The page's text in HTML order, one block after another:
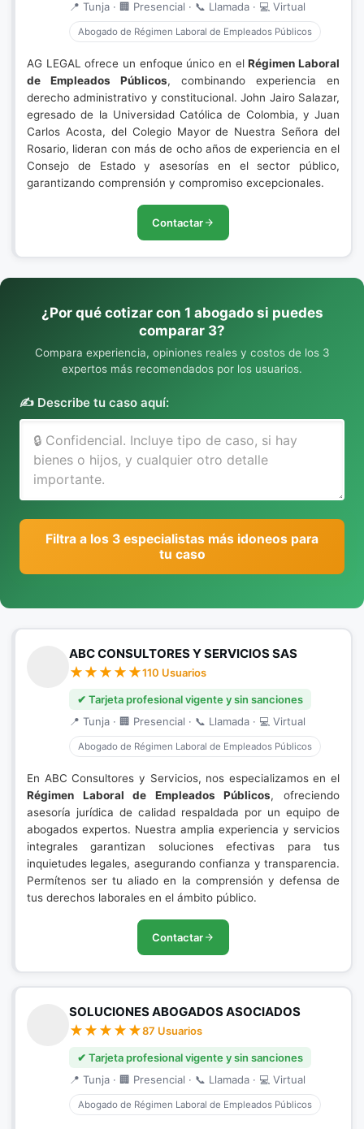
📍 Tunja · 🏢 Presencial · 📞 Llamada · 💻 Virtual
Abogado de Régimen Laboral de Empleados Públicos
AG LEGAL ofrece un enfoque único en elRégimen Laboral
de Empleados Públicos, combinando experiencia en
derecho administrativo y constitucional. John Jairo Salazar,
egresado de la Universidad Católica de Colombia, y Juan
Carlos Acosta, del Colegio Mayor de Nuestra Señora del
Rosario, lideran con más de ocho años de experiencia en el
Consejo de Estado y asesorías en el sector público,
garantizando comprensión y compromiso excepcionales.
Contactar
¿Por qué cotizar con 1 abogado si puedes
comparar 3?
Compara experiencia, opiniones reales y costos de los 3
expertos más recomendados por los usuarios.
✍️ Describe tu caso aquí:
Filtra a los 3 especialistas más idoneos para
tu caso
ABC CONSULTORES Y SERVICIOS SAS
110 Usuarios
✔ Tarjeta profesional vigente y sin sanciones
📍 Tunja · 🏢 Presencial · 📞 Llamada · 💻 Virtual
Abogado de Régimen Laboral de Empleados Públicos
En ABC Consultores y Servicios, nos especializamos en el
Régimen Laboral de Empleados Públicos, ofreciendo
asesoría jurídica de calidad respaldada por un equipo de
abogados expertos. Nuestra amplia experiencia y servicios
integrales garantizan soluciones efectivas para tus
inquietudes legales, asegurando confianza y transparencia.
Permítenos ser tu aliado en la comprensión y defensa de
tus derechos laborales en el ámbito público.
Contactar
SOLUCIONES ABOGADOS ASOCIADOS
87 Usuarios
✔ Tarjeta profesional vigente y sin sanciones
📍 Tunja · 🏢 Presencial · 📞 Llamada · 💻 Virtual
Abogado de Régimen Laboral de Empleados Públicos